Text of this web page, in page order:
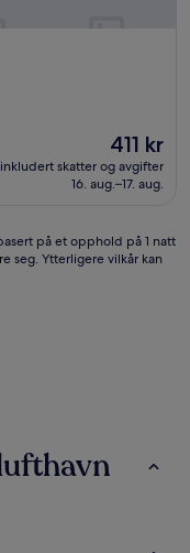
Prisen
411 kr
411 kr
inkludert skatter og avgifter
16. aug.–17. aug.
på et opphold på 1 natt
seg. Ytterligere vilkår kan